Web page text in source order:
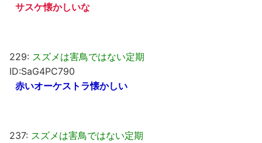
サスケ懐かしいな
229: スズメは害鳥ではない定期
ID:SaG4PC790
赤いオーケストラ懐かしい
237: スズメは害鳥ではない定期